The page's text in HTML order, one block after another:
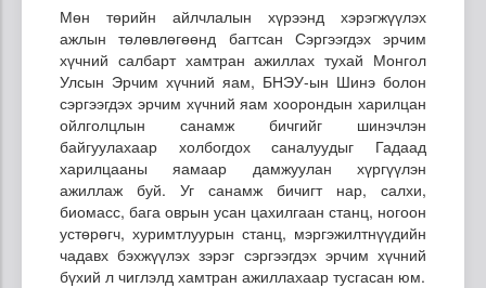
Мөн төрийн айлчлалын хүрээнд хэрэгжүүлэх
ажлын төлөвлөгөөнд багтсан Сэргээгдэх эрчим
хүчний салбарт хамтран ажиллах тухай Монгол
Улсын Эрчим хүчний яам, БНЭУ-ын Шинэ болон
сэргээгдэх эрчим хүчний яам хоорондын харилцан
ойлголцлын санамж бичгийг шинэчлэн
байгуулахаар холбогдох саналуудыг Гадаад
харилцааны яамаар дамжуулан хүргүүлэн
ажиллаж буй. Уг санамж бичигт нар, салхи,
биомасс, бага оврын усан цахилгаан станц, ногоон
устөрөгч, хуримтлуурын станц, мэргэжилтнүүдийн
чадавх бэхжүүлэх зэрэг сэргээгдэх эрчим хүчний
бүхий л чиглэлд хамтран ажиллахаар тусгасан юм.